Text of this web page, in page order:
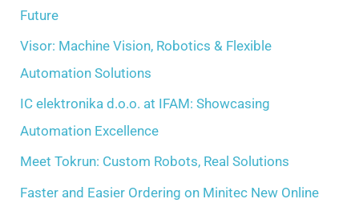
fFuture
Visor: Machine Vision, Robotics & Flexible
Automation Solutions
IC elektronika d.o.o. at IFAM: Showcasing
Automation Excellence
Meet Tokrun: Custom Robots, Real Solutions
Faster and Easier Ordering on Minitec New Online